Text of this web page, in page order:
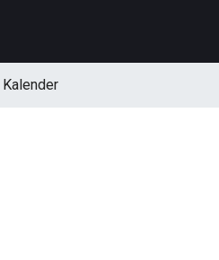
Kalender